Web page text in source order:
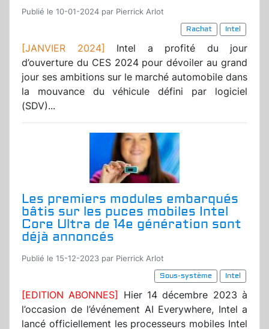
Publié le 10-01-2024 par Pierrick Arlot
Rachat
Intel
[JANVIER 2024]
Intel a profité du jour
d’ouverture du CES 2024 pour dévoiler au grand
jour ses ambitions sur le marché automobile dans
la mouvance du véhicule défini par logiciel
(SDV)...
Les premiers modules embarqués
bâtis sur les puces mobiles Intel
Core Ultra de 14e génération sont
déjà annoncés
Publié le 15-12-2023 par Pierrick Arlot
Sous-système
Intel
[EDITION ABONNES] Hier 14 décembre 2023 à
l’occasion de l’événement AI Everywhere, Intel a
lancé officiellement les processeurs mobiles Intel